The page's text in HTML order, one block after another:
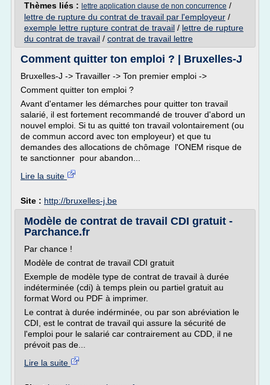
Thèmes liés : lettre application clause de non concurrence /
lettre de rupture du contrat de travail par l'employeur /
exemple lettre rupture contrat de travail / lettre de rupture
du contrat de travail / contrat de travail lettre
Comment quitter ton emploi ? | Bruxelles-J
Bruxelles-J -> Travailler -> Ton premier emploi ->
Comment quitter ton emploi ?
Avant d'entamer les démarches pour quitter ton travail
salarié, il est fortement recommandé de trouver d'abord un
nouvel emploi. Si tu as quitté ton travail volontairement (ou
de commun accord avec ton employeur) et que tu
demandes des allocations de chômage l'ONEM risque de
te sanctionner pour abandon...
Lire la suite
Site : http://bruxelles-j.be
Modèle de contrat de travail CDI gratuit -
Parchance.fr
Par chance !
Modèle de contrat de travail CDI gratuit
Exemple de modèle type de contrat de travail à durée
indéterminée (cdi) à temps plein ou partiel gratuit au
format Word ou PDF à imprimer.
Le contrat à durée indérminée, ou par son abréviation le
CDI, est le contrat de travail qui assure la sécurité de
l'emploi pour le salarié car contrairement au CDD, il ne
prévoit pas de...
Lire la suite